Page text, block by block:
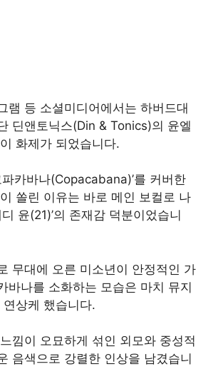
램 등 소셜미디어에서는 하버드대
딘앤토닉스(Din & Tonics)의 윤엘
화제가 되었습니다.
파카바나(Copacabana)’를 커버한
쏠린 이유는 바로 메인 보컬로 나
윤(21)’의 존재감 덕분이었습니
무대에 오른 미소년이 안정적인 가
바나를 소화하는 모습은 마치 뮤지
상케 했습니다.
낌이 오묘하게 섞인 외모와 중성적
음색으로 강렬한 인상을 남겼습니